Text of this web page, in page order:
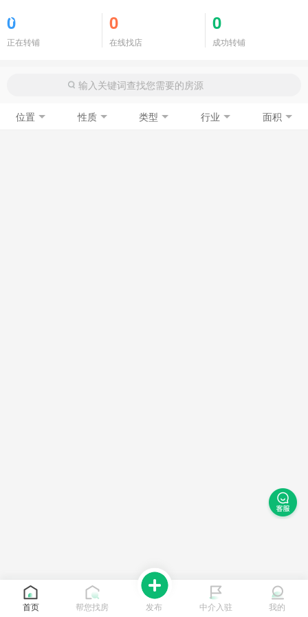
0
正在转铺
0
在线找店
0
成功转铺
位置 性质 类型 行业 面积
首页 帮您找房 发布 中介入驻 我的